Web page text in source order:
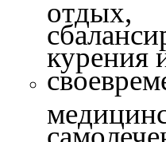
курения